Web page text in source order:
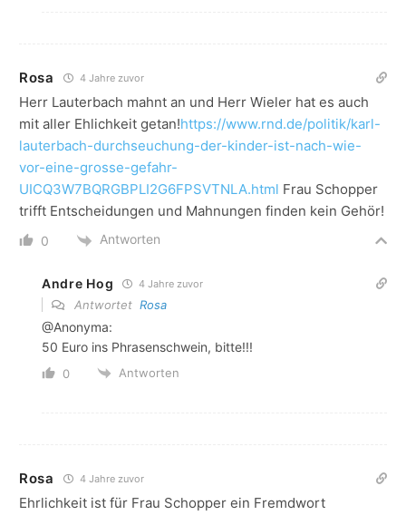
Rosa 4 Jahre zuvor
Herr Lauterbach mahnt an und Herr Wieler hat es auch
mit aller Ehlichkeit getan!https://www.rnd.de/politik/karl-
lauterbach-durchseuchung-der-kinder-ist-nach-wie-
vor-eine-grosse-gefahr-
UICQ3W7BQRGBPLI2G6FPSVTNLA.html Frau Schopper
trifft Entscheidungen und Mahnungen finden kein Gehör!
0 Antworten
Andre Hog 4 Jahre zuvor
Antwortet Rosa
@Anonyma:
50 Euro ins Phrasenschwein, bitte!!!
0 Antworten
Rosa 4 Jahre zuvor
Ehrlichkeit ist für Frau Schopper ein Fremdwort